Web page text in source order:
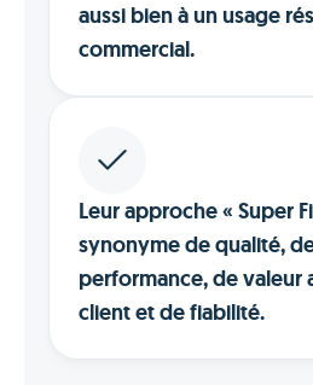
aussi bien à un usage
commercial.
Leur approche « Super
synonyme de qualité,
performance, de valeur
client et de fiabilité.